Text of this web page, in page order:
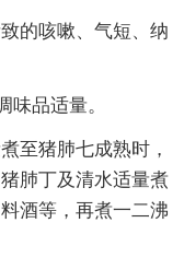
的咳嗽、气短、纳
品适量。
猪肺七成熟时，
肺丁及清水适量煮
酒等，再煮一二沸